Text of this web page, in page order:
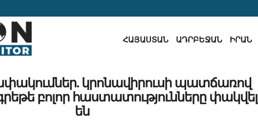
ՀԱՅԱՍՏԱՆ ԱԴՐԲԵՋԱՆ ԻՐԱՆ
կրոնավիրուսի պատճառով
բոլոր հաստատությունները փակվել
են